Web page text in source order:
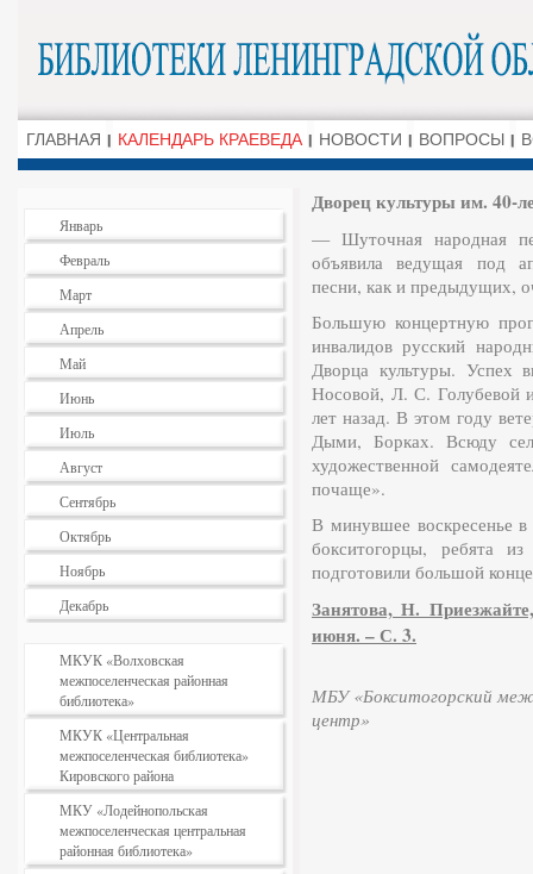
ГЛАВНАЯ КАЛЕНДАРЬ КРАЕВЕДА НОВОСТИ ВОПРОСЫ
Январь
Февраль
Март
Апрель
Май
Июнь
Июль
Август
Сентябрь
Октябрь
Ноябрь
Декабрь
МКУК «Волховская
межпоселенческая районная
библиотека»
МКУК «Центральная
межпоселенческая библиотека»
Кировского района
МКУ «Лодейнопольская
межпоселенческая центральная
районная библиотека»
Дворец культуры им. 40-
— Шуточная народная
объявила ведущая под
песни, как и предыдущих,
Большую концертную
инвалидов русский
Дворца культуры.
Носовой, Л. С. Голубевой
лет назад. В этом году
Дыми, Борках. Всюду
художественной
почаще».
В минувшее воскресенье
бокситогорцы, ребята
подготовили большой
Занятова, Н.
июня. – С. 3.
МБУ «Бокситогорский
центр»